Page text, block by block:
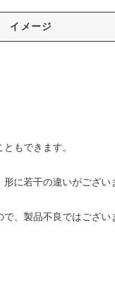
イメージ
もできます。
に若干の違いがござい
、製品不良ではござい